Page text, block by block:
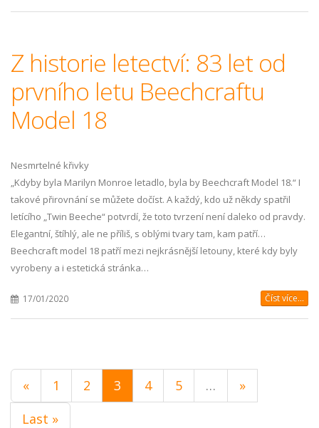
Z historie letectví: 83 let od
prvního letu Beechcraftu
Model 18
Nesmrtelné křivky
„Kdyby byla Marilyn Monroe letadlo, byla by Beechcraft Model 18.“ I
takové přirovnání se můžete dočíst. A každý, kdo už někdy spatřil
letícího „Twin Beeche“ potvrdí, že toto tvrzení není daleko od pravdy.
Elegantní, štíhlý, ale ne příliš, s oblými tvary tam, kam patří…
Beechcraft model 18 patří mezi nejkrásnější letouny, které kdy byly
vyrobeny a i estetická stránka…
17/01/2020 Číst více...
« 1 2 3 4 5 …
»
Last »